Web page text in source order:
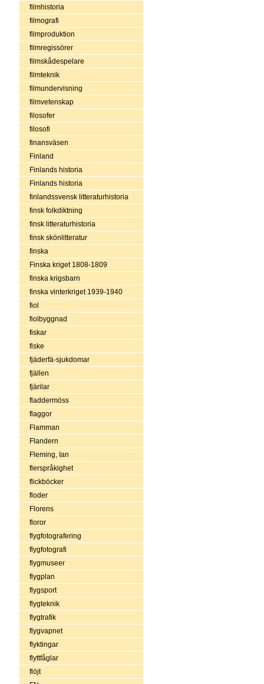
filmhistoria
filmografi
filmproduktion
filmregissörer
filmskådespelare
filmteknik
filmundervisning
filmvetenskap
filosofer
filosofi
finansväsen
Finland
Finlands historia
Finlands historia
finlandssvensk litteraturhistoria
finsk folkdiktning
finsk litteraturhistoria
finsk skönlitteratur
finska
Finska kriget 1808-1809
finska krigsbarn
finska vinterkriget 1939-1940
fiol
fiolbyggnad
fiskar
fiske
fjäderfä-sjukdomar
fjällen
fjärilar
fladdermöss
flaggor
Flamman
Flandern
Fleming, Ian
flerspråkighet
flickböcker
floder
Florens
floror
flygfotografering
flygfotografi
flygmuseer
flygplan
flygsport
flygteknik
flygtrafik
flygvapnet
flyktingar
flyttfåglar
flöjt